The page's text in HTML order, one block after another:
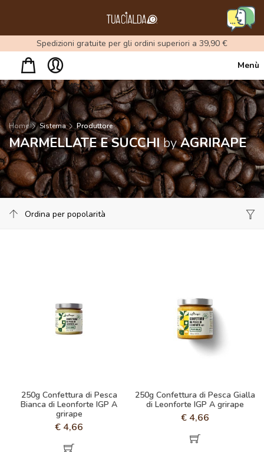
Spedizioni gratuite per gli ordini superiori a 39,90 €
Menù
Home Sistema Produttore
MARMELLATE E SUCCHIbyAGRIRAPE
250g Confettura di Pesca
Bianca di Leonforte IGP A
grirape
€ 4,66
250g Confettura di Pesca Gialla
di Leonforte IGP A grirape
€ 4,66